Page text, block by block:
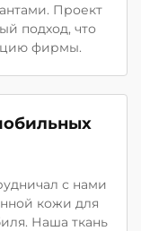
Проект
подход, что
фирмы.
с нами
кожи для
Наша ткань